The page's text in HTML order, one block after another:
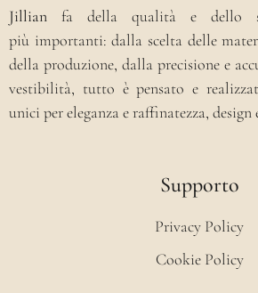
Jillian fa della qualità e dello
più importanti: dalla scelta delle
della produzione, dalla precisione e
vestibilità, tutto è pensato e
unici per eleganza e raffinatezza, design
Supporto
Privacy Policy
Cookie Policy